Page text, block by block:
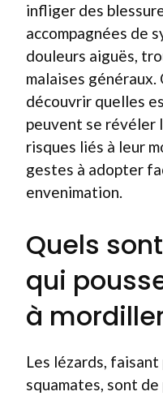
infliger des
accompagnées de
douleurs aiguës,
malaises
découvrir quelles
peuvent se révéler
risques liés à leur
gestes à adopter
envenimation.
Quels
qui
à
Les lézards,
squamates, sont